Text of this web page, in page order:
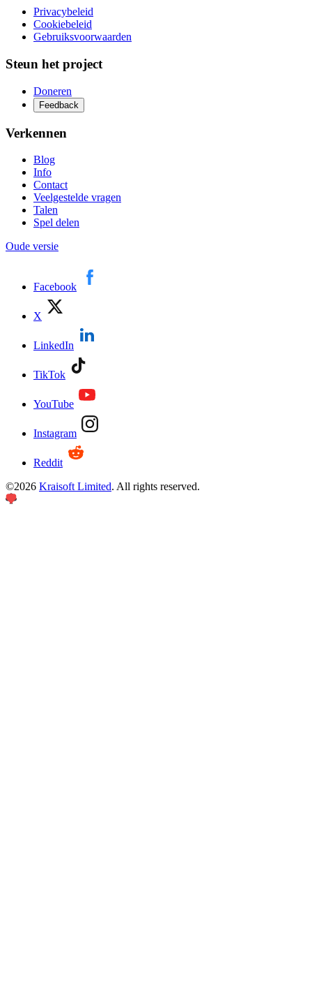
Privacybeleid
Cookiebeleid
Gebruiksvoorwaarden
Steun het project
Doneren
Feedback
Verkennen
Blog
Info
Contact
Veelgestelde vragen
Talen
Spel delen
Oude versie
Facebook
X
LinkedIn
TikTok
YouTube
Instagram
Reddit
©2026 Kraisoft Limited. All rights reserved.